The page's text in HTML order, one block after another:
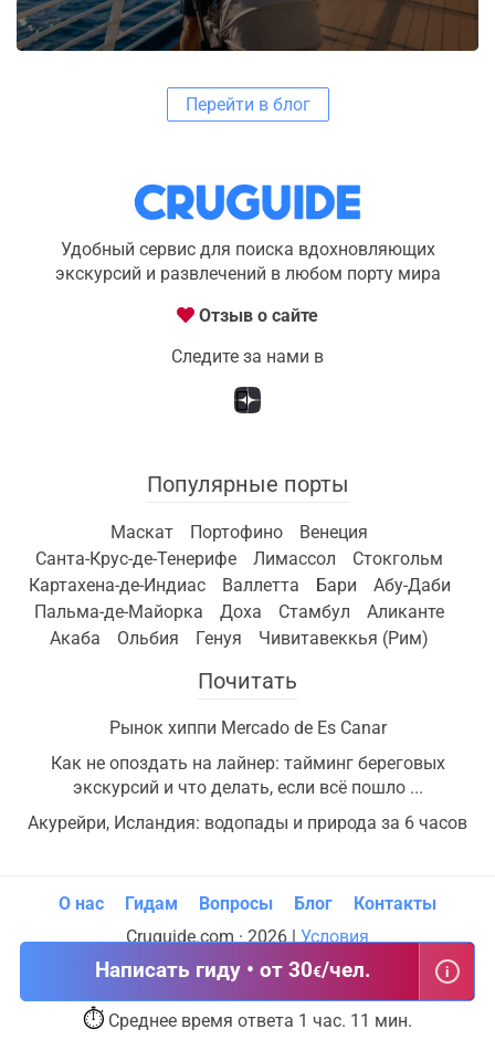
Перейти в блог
Написать гиду • от 30€/чел. i
⏱ Среднее время ответа 1 час. 11 мин.
Удобный сервис для поиска вдохновляющих
экскурсий и развлечений в любом порту мира
Отзыв о сайте
Следите за нами в
Популярные порты
Маскат Портофино
Венеция
Санта-Крус-де-Тенерифе
Лимассол
Стокгольм
Картахена-де-Индиас
Валлетта Бари
Абу-Даби
Пальма-де-Майорка
Доха Стамбул
Аликанте
Акаба
Ольбия Генуя Чивитавеккья (Рим)
Почитать
Рынок хиппи Mercado de Es Canar
Как не опоздать на лайнер: тайминг береговых
экскурсий и что делать, если всё пошло ...
Акурейри, Исландия: водопады и природа за 6 часов
Cruguide.com · 2026 |Условия
О нас Гидам Вопросы Блог Контакты